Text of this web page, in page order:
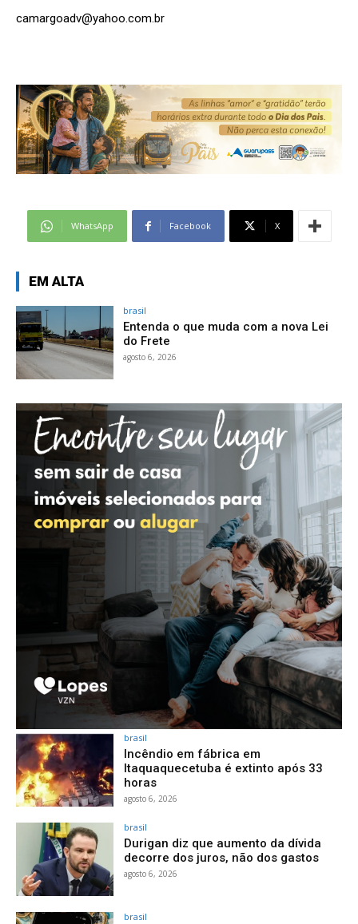
camargoadv@yahoo.com.br
WhatsApp Facebook X
EM ALTA
brasil
Entenda o que muda com a nova Lei
do Frete
agosto 6, 2026
brasil
Incêndio em fábrica em
Itaquaquecetuba é extinto após 33
horas
agosto 6, 2026
brasil
Durigan diz que aumento da dívida
decorre dos juros, não dos gastos
agosto 6, 2026
brasil